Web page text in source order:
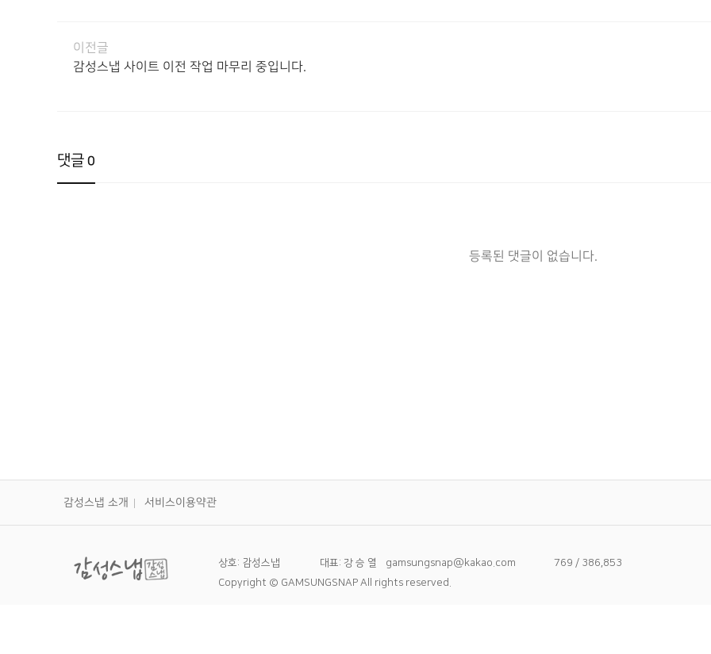
이전글
감성스냅 사이트 이전 작업 마무리 중입니다.
댓글0
등록된 댓글이 없습니다.
감성스냅 소개 서비스이용약관
상호: 감성스냅 대표: 강 승 열
gamsungsnap@kakao.com
Copyright © GAMSUNGSNAP All rights reserved.
769 / 386,853